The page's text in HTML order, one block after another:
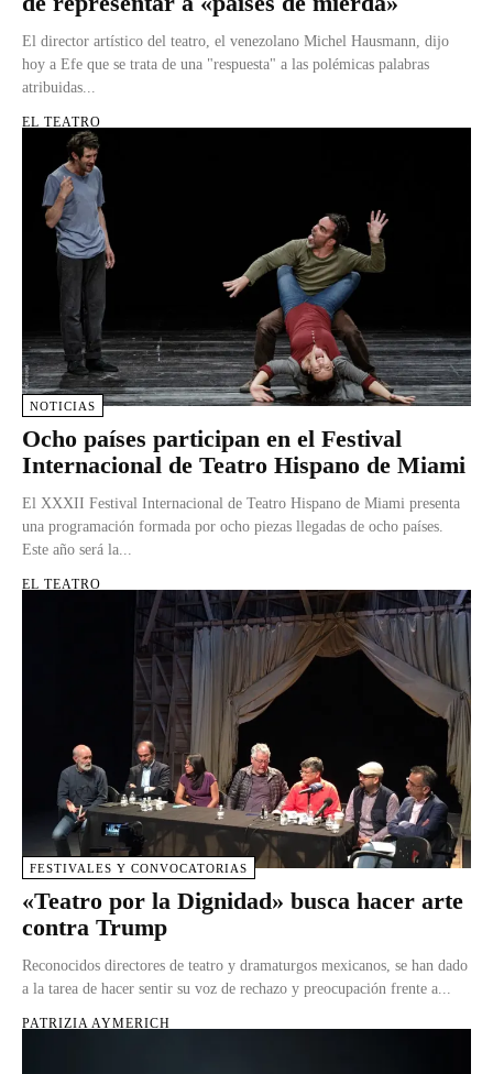
El director artístico del teatro, el venezolano Michel Hausmann, dijo
hoy a Efe que se trata de una "respuesta" a las polémicas palabras
atribuidas...
EL TEATRO
NOTICIAS
Ocho países participan en el Festival
Internacional de Teatro Hispano de Miami
El XXXII Festival Internacional de Teatro Hispano de Miami presenta
una programación formada por ocho piezas llegadas de ocho países.
Este año será la...
EL TEATRO
FESTIVALES Y CONVOCATORIAS
«Teatro por la Dignidad» busca hacer arte
contra Trump
Reconocidos directores de teatro y dramaturgos mexicanos, se han dado
a la tarea de hacer sentir su voz de rechazo y preocupación frente a...
PATRIZIA AYMERICH